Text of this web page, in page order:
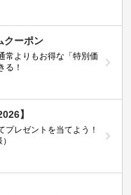
クーポン
よりもお得な「特別価
る！
】
プレゼントを当てよう！